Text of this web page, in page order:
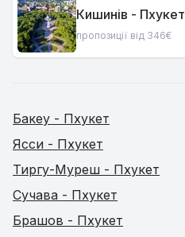
Кишинів - Пхукет
пропозиції від 346€
Бакеу - Пхукет
Ясси - Пхукет
Тиргу-Муреш - Пхукет
Сучава - Пхукет
Брашов - Пхукет